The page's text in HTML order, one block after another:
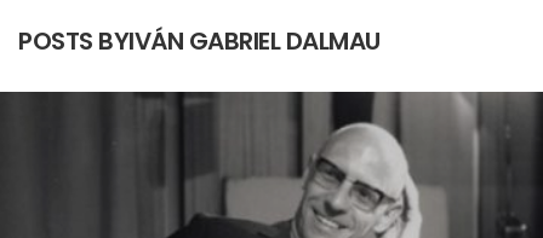
POSTS BYIVÁN GABRIEL DALMAU